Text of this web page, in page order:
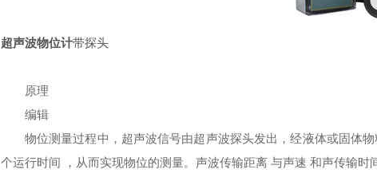
超声波物位计带探头
原理
编辑
物位测量过程中，超声波信号由超声波探头发出，经液体或固体物
个运行时间 ，从而实现物位的测量。声波传输距离 与声速 和声传输时